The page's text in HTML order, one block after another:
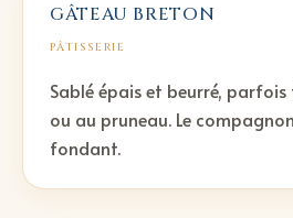
GÂTEAU BRETON
PÂTISSERIE
Sablé épais et beurré,
ou au pruneau. Le
fondant.